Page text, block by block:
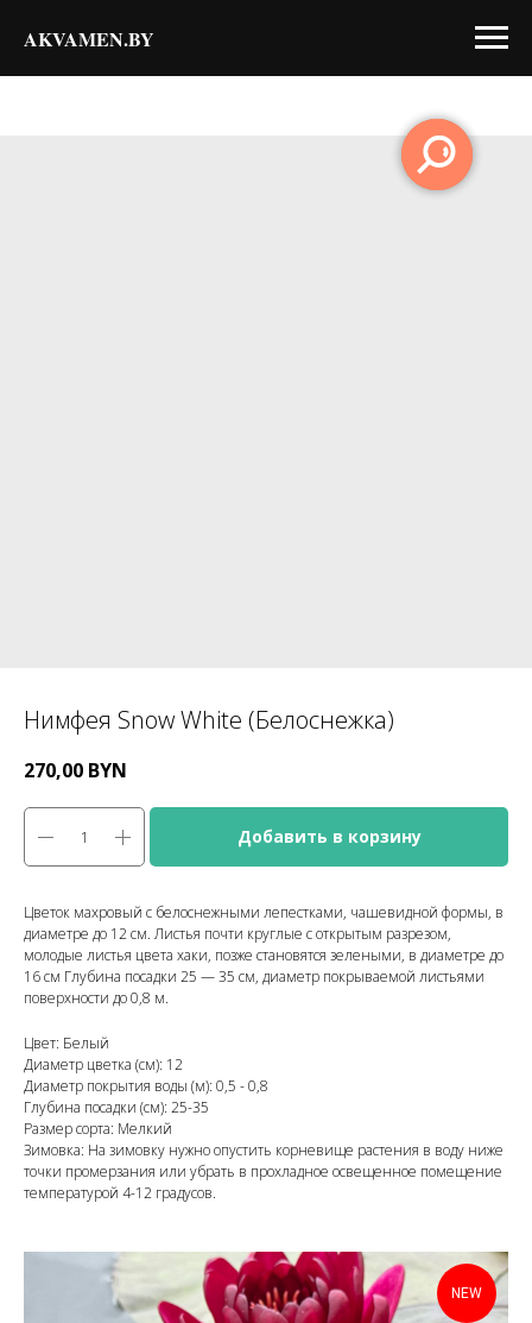
AKVAMEN.BY
Нимфея Snow White (Белоснежка)
270,00 BYN
Добавить в корзину
Цветок махровый с белоснежными лепестками, чашевидной формы, в
диаметре до 12 см. Листья почти круглые с открытым разрезом,
молодые листья цвета хаки, позже становятся зелеными, в диаметре до
16 см Глубина посадки 25 — 35 см, диаметр покрываемой листьями
поверхности до 0,8 м.
Цвет: Белый
Диаметр цветка (см): 12
Диаметр покрытия воды (м): 0,5 - 0,8
Глубина посадки (см): 25-35
Размер сорта: Мелкий
Зимовка: На зимовку нужно опустить корневище растения в воду ниже
точки промерзания или убрать в прохладное освещенное помещение
температурой 4-12 градусов.
NEW